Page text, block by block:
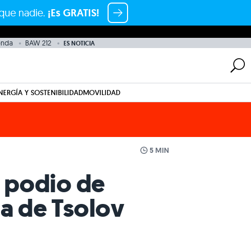
nadie. ¡Es GRATIS!
BAW 212 ES NOTICIA
Y SOSTENIBILIDADMOVILIDAD
5 MIN
podio de
de Tsolov